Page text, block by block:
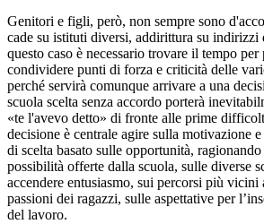
Genitori e figli, però, non sempre sono
cade su istituti diversi, addirittura su indirizzi
questo caso è necessario trovare il tempo per
condividere punti di forza e criticità delle
perché servirà comunque arrivare a una
scuola scelta senza accordo porterà
«te l'avevo detto» di fronte alle prime
decisione è centrale agire sulla motivazione
di scelta basato sulle opportunità,
possibilità offerte dalla scuola, sulle diverse
accendere entusiasmo, sui percorsi più vicini
passioni dei ragazzi, sulle aspettative per
del lavoro.